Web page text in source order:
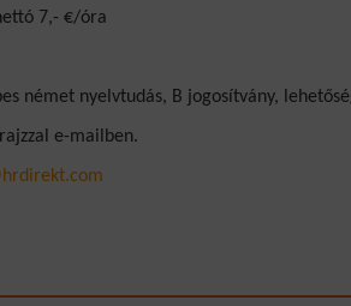
7,- €/óra
német nyelvtudás, B jogosítvány,
e-mailben.